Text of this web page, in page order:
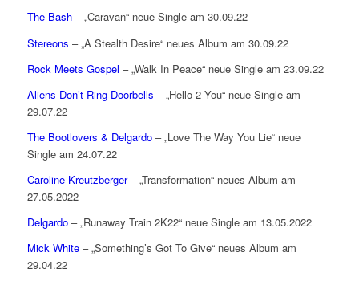
The Bash– „Caravan“ neue Single am 30.09.22
Stereons – „A Stealth Desire“ neues Album am 30.09.22
Rock Meets Gospel – „Walk In Peace“ neue Single am 23.09.22
Aliens Don’t Ring Doorbells – „Hello 2 You“ neue Single am
29.07.22
The Bootlovers & Delgardo– „Love The Way You Lie“ neue
Single am 24.07.22
Caroline Kreutzberger– „Transformation“ neues Album am
27.05.2022
Delgardo– „Runaway Train 2K22“ neue Single am 13.05.2022
Mick White– „Something’s Got To Give“ neues Album am
29.04.22